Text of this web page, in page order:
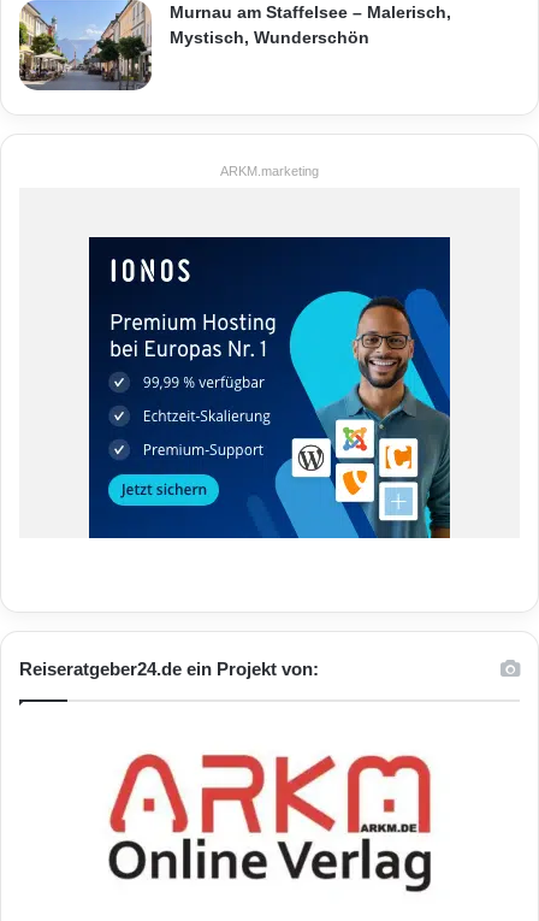
Murnau am Staffelsee – Malerisch,
Mystisch, Wunderschön
ARKM.marketing
Reiseratgeber24.de ein Projekt von: